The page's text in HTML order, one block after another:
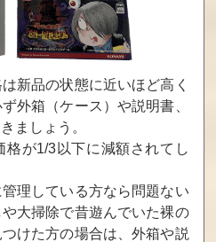
取価格
わくわく7
買取価格
68,000
学園ゴウ
ー
取価格
サムライスピ
買取価格
64,000
新品の状態に近いほど高く
外箱（ケース）や説明書、
ましょう。
格が1/3以下に減額されてし
理している方なら問題ない
大掃除で昔遊んでいた裸の
けた方の場合は、外箱や説